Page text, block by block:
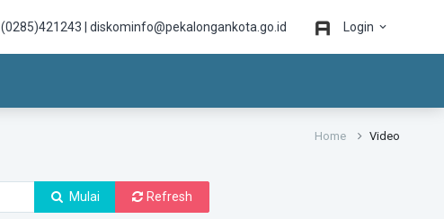
(0285)421243 | diskominfo@pekalongankota.go.id Login
Home Video
Mulai Refresh